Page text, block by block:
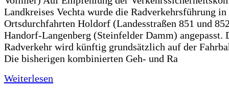
Landkreises Vechta wurde die Radverkehrsführung in
Ortsdurchfahrten Holdorf (Landesstraßen 851 und
Handorf-Langenberg (Steinfelder Damm) angepasst.
Radverkehr wird künftig grundsätzlich auf der
Die bisherigen kombinierten Geh- und Ra
Weiterlesen